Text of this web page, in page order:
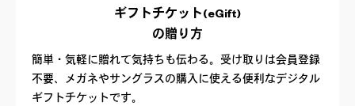
ギフトチケット(eGift)
の贈り方
簡単・気軽に贈れて気持ちも伝わる。受け取りは会員登録
不要、メガネやサングラスの購入に使える便利なデジタル
ギフトチケットです。